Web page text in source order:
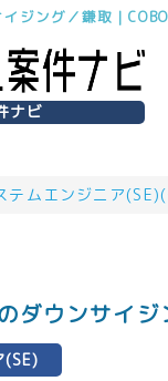
ジング／鎌取｜
ナビ
テムエンジニア
ダウンサイ
(SE)